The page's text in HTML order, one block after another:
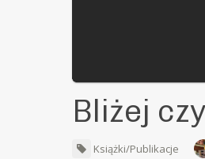
Bliżej
Książki/Publikacje